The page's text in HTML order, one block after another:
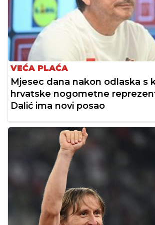
VEĆA PLAĆA
Mjesec dana nakon odlaska s
hrvatske nogometne
Dalić ima novi posao